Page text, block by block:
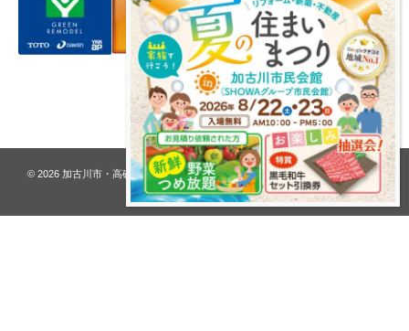
プライバシーポリシー
© 2026 加古川市・高砂市 夢リフォーム ウオハシ – 創業128年の老舗. All rights
reserved.